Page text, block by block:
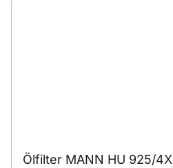
Ölfilter MANN HU 925/4X